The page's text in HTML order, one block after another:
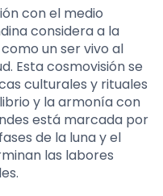
con el medio
considera a la
un ser vivo al
Esta cosmovisión se
culturales y rituales
y la armonía con
está marcada por
de la luna y el
las labores